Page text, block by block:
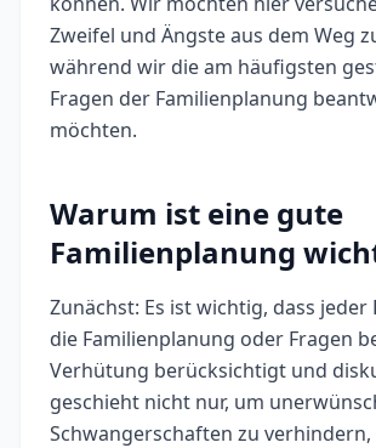
Zweifel und Ängste aus dem Weg
während wir die am häufigsten
Fragen der Familienplanung
möchten.
Warum ist eine gute
Familienplanung
Zunächst: Es ist wichtig, dass jeder
die Familienplanung oder Fragen
Verhütung berücksichtigt und
geschieht nicht nur, um
Schwangerschaften zu